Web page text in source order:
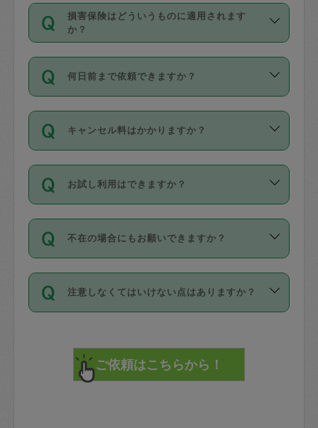
んにメッセージを送り調整してくださ
い。ただし、２時間を越えての調整はで
時間も被らない場合、損害保険の対象外
外での作業は対象外です。
係の専門職に従事されていた方、日本で
すでにハウスキーパーや英語の先生とし
てお仕事をしているフィリピン出身の
社員など様々なバックグラウンドの方が
登録しています。
日本語も話せる方など様々です。
ールに記載していますので、各自の得意
を依頼してください。
応募の際に、各自事務局との面接と説明
を行っています。その後、身分証明書の
写真提出をしていただいています。外国
確認しています。タスカジさんトレーニ
ング動画を使ったセルフトレーニングの
現場トライアルを受け、合格したタスカ
ジさんが活動されています。
※テストセンターの講評は１件目のレビュ
参考
【詳細】タスカジさんの登録に際
損害保険はどういうものに適用されます
か？
依頼者とタスカジさんとの間でタスカジ
を通して成立した作業時間内での作業に
適用されます。作業範囲は、掃除、洗
です。作業中に物を壊したり、人にけが
をさせたりした場合が対象で、補償金額
す。
写真を撮り、
詳細FAQ：
損害賠償保険について教えて
何日前まで依頼できますか？
ご依頼は、現在を起点に3日後（72時間
以降）の日時から受付可能となっていま
す。
タスカジさんへ「募集」をかけることが
可能です。
キャンセル料はかかりますか？
キャンセル料には、以下の2種類がありま
す。
1. 直前キャンセル（定期、スポット契約
共通）
72時間を超える※と、以下のキャンセル
料が発生します。
直前キャンセル料：
72時間前〜24時間前＝依頼料金の50%
お試し利用はできますか？
「お試し利用」というメニューはありま
せんが、「一回のみ」依頼を活用するこ
とによって、気に入ったタスカジさんを
まず、条件の合う気になるタスカジさ
みてください。
その後、一番気に入ったタスカジさんに
不在の場合にもお願いできますか？
不在の場合の作業はタスカジさんの同意
が必要です。数回の依頼ののち、タスカ
ジさんと依頼者の間で十分な信頼関係が
てください。
不在時に部屋に入るためにタスカジさん
注意しなくてはいけない点はありますか？
で、必ず鍵のかかるロッカーや金庫に入
れて依頼者の責任の元管理するよう心掛
けてください。